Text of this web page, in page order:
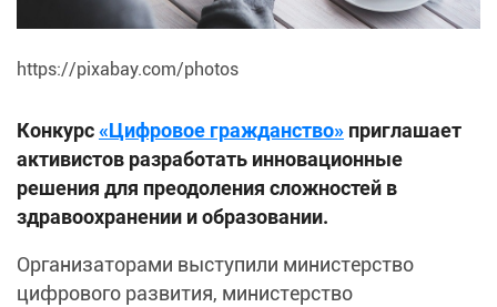
https://pixabay.com/photos
Конкурс«Цифровое гражданство» приглашает
активистов разработать инновационные
решения для преодоления сложностей в
здравоохранении и образовании.
Организаторами выступили министерство
цифрового развития, министерство